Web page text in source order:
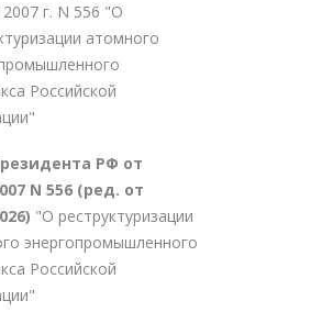
г. N 556 "О
атомного
Российской
РФ от
N 556 (ред. от
"О реструктуризации
энергопромышленного
Российской